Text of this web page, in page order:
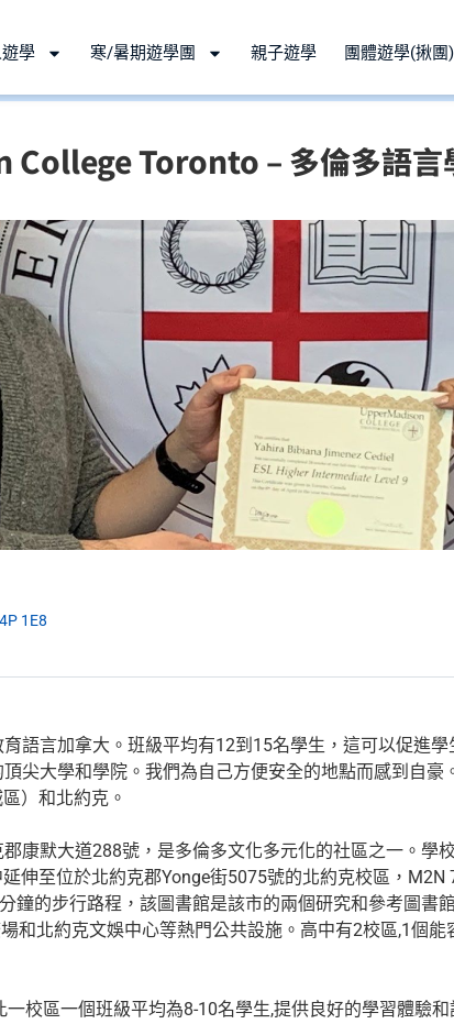
學 寒/暑期遊學團 親子遊學 團體遊學(揪團)
Toronto – 多倫多語言
1E8
語言加拿大。班級平均有12到15名學生，這可以促進
尖大學和學院。我們為自己方便安全的地點而感到自
）和北約克。
康默大道288號，是多倫多文化多元化的社區之一。學
伸至位於北約克郡Yonge街5075號的北約克校區，
鐘的步行路程，該圖書館是該市的兩個研究和參考圖書
和北約克文娛中心等熱門公共設施。高中有2校區,1個
校區一個班級平均為8-10名學生,提供良好的學習體驗